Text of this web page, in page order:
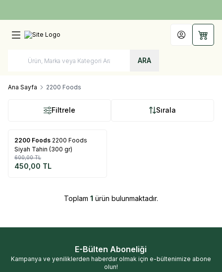
ARA
Hesabım
Ana Sayfa 2200 Foods
Filtrele Sırala
%25
2200 Foods 2200 Foods
Siyah Tahin (300 gr)
600,00TL
450,00 TL
Toplam 1 ürün bulunmaktadır.
E-Bülten Aboneliği
Kampanya ve yeniliklerden haberdar olmak için e-bültenimize abone
olun!